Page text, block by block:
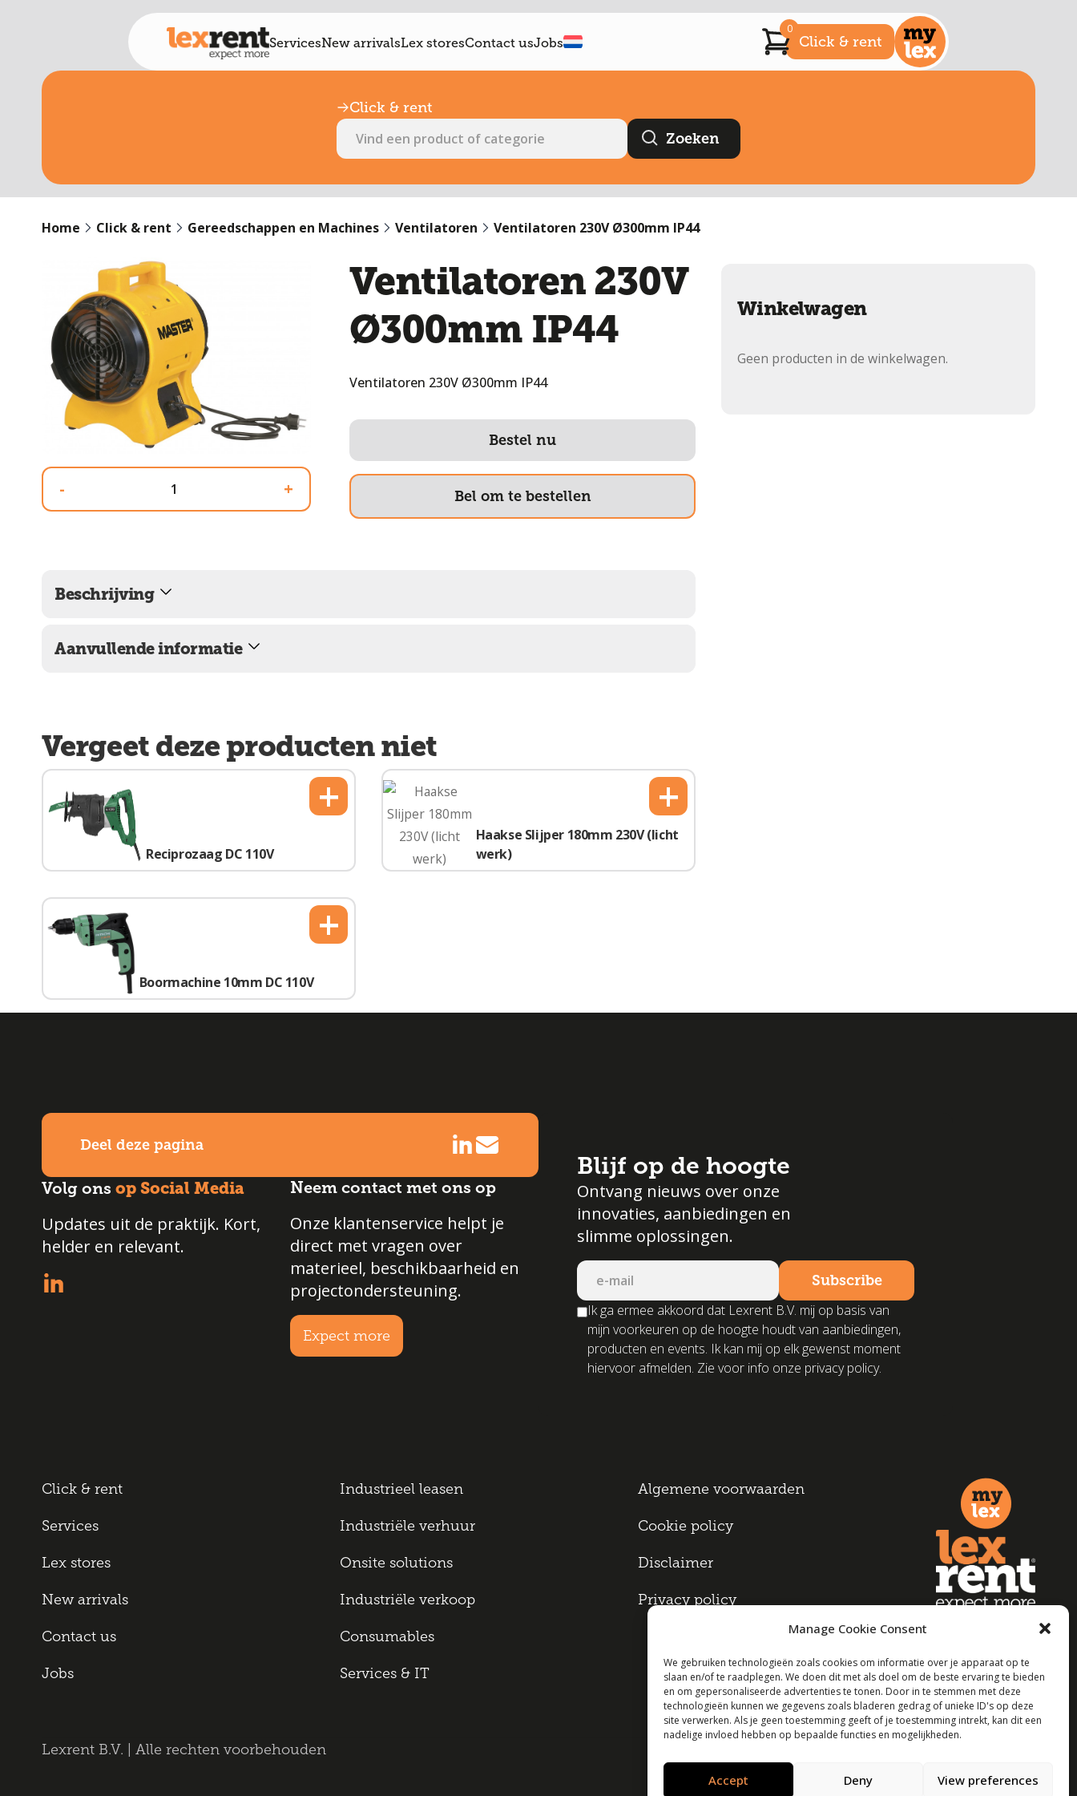
Manage Cookie Consent
We gebruiken technologieën zoals cookies om informatie over je apparaat op te
slaan en/of te raadplegen. We doen dit met als doel om de beste ervaring te bieden
en om gepersonaliseerde advertenties te tonen. Door in te stemmen met deze
technologieën kunnen we gegevens zoals bladeren gedrag of unieke ID's op deze
site verwerken. Als je geen toestemming geeft of je toestemming intrekt, kan dit een
nadelige invloed hebben op bepaalde functies en mogelijkheden.
Accept Deny View preferences
ServicesNew arrivalsLex storesContact usJobs
0
Click & rent
Click & rent
Home Click & rent Gereedschappen en Machines Ventilatoren Ventilatoren 230V Ø300mm IP44
- +
Ventilatoren 230V
Ø300mm IP44
Ventilatoren 230V Ø300mm IP44
Bestel nu
Bel om te bestellen
Beschrijving
Aanvullende informatie
Vergeet deze producten niet
Reciprozaag DC 110V
+
Haakse Slijper 180mm 230V (licht
werk)
+
Boormachine 10mm DC 110V
+
Winkelwagen
Geen producten in de winkelwagen.
Deel deze pagina
Volg ons op Social Media
Updates uit de praktijk. Kort,
helder en relevant.
Neem contact met ons op
Onze klantenservice helpt je
direct met vragen over
materieel, beschikbaarheid en
projectondersteuning.
Expect more
Blijf op de hoogte
Ontvang nieuws over onze
innovaties, aanbiedingen en
slimme oplossingen.
Ik ga ermee akkoord dat Lexrent B.V. mij op basis van
mijn voorkeuren op de hoogte houdt van aanbiedingen,
producten en events. Ik kan mij op elk gewenst moment
hiervoor afmelden. Zie voor info onze privacy policy.
Click & rent
Services
Lex stores
New arrivals
Contact us
Jobs
Industrieel leasen
Industriële verhuur
Onsite solutions
Industriële verkoop
Consumables
Services & IT
Algemene voorwaarden
Cookie policy
Disclaimer
Privacy policy
Lexrent B.V. | Alle rechten voorbehouden